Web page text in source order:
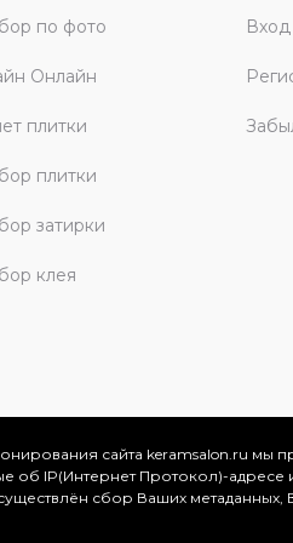
по фото
Онлайн
плитки
плитки
затирки
клея
Вход
2026
в ознакомительных
сайта keramsalon.ru мы
об IP(Интернет Протокол)-
сбор Ваших